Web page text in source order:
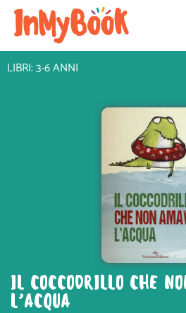
Vai
contenuto
LIBRI: 3-6 ANNI
IL COCCODRILLO CHE
L’ACQUA